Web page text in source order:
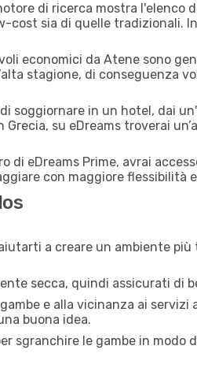
di ricerca mostra l'elenco
cost sia di quelle tradizionali.
economici da Atene sono
stagione, di conseguenza
soggiornare in un hotel, dai
su eDreams troverai
di eDreams Prime, avrai
con maggiore flessibilità
a creare un ambiente
secca, quindi assicurati di
e alla vicinanza ai servizi
buona idea.
sgranchire le gambe in modo